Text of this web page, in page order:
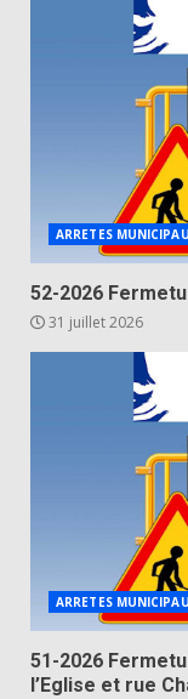
ARRETES
52-2026
31 juillet 2026
ARRETES
51-2026
l’Eglise et rue